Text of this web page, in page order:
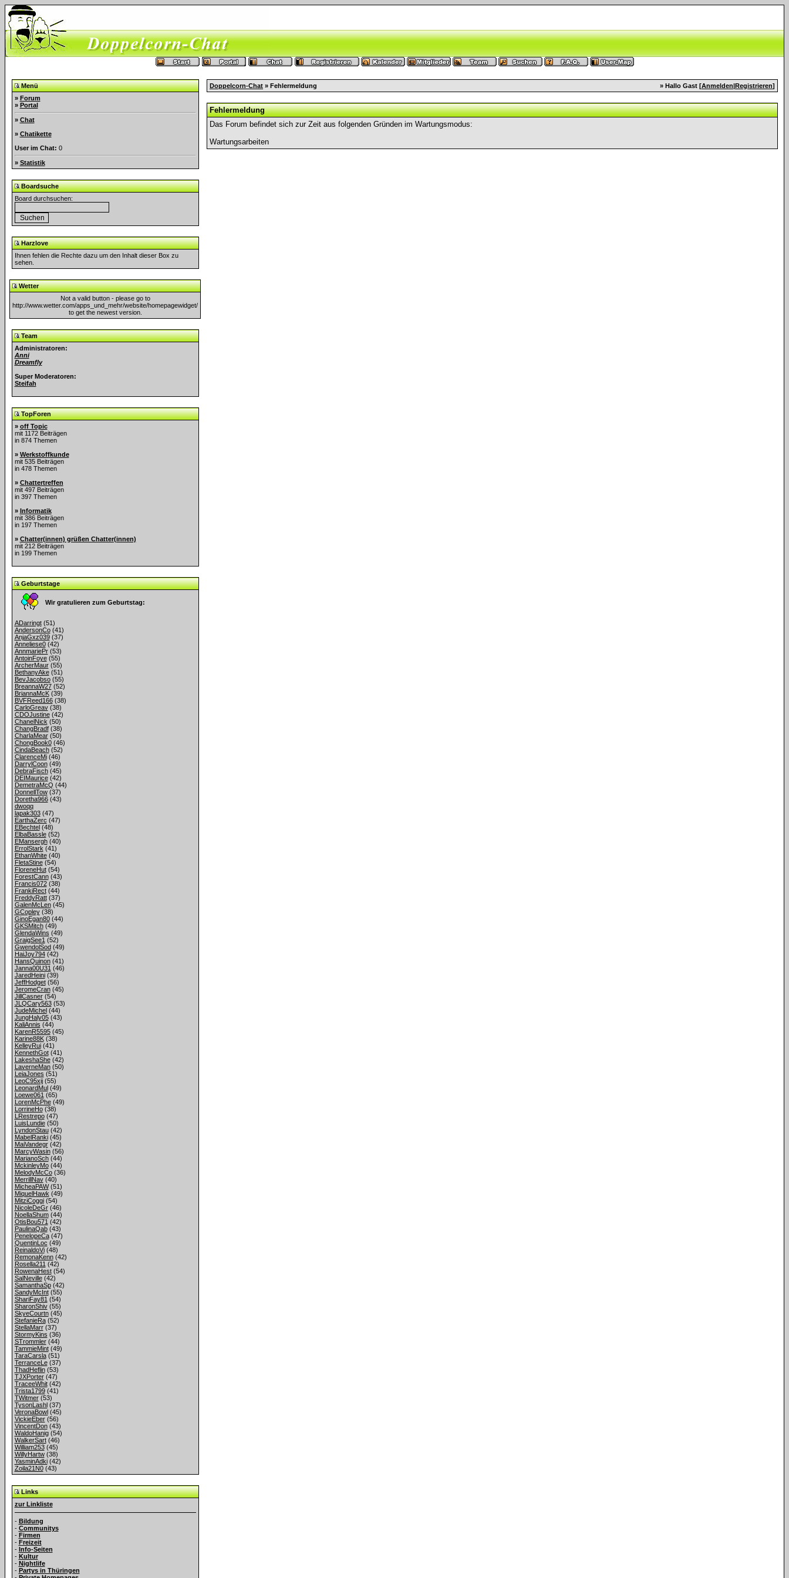
Menü
» Forum
» Portal
» Chat
» Chatikette
User im Chat: 0
» Statistik
Boardsuche
Board durchsuchen:
Harzlove
Ihnen fehlen die Rechte dazu um den Inhalt dieser Box zu
sehen.
Wetter
Not a valid button - please go to
http://www.wetter.com/apps_und_mehr/website/homepagewidget/
to get the newest version.
Team
Administratoren:
Anni
Dreamfly
Super Moderatoren:
Steifah
TopForen
» off Topic
mit 1172 Beiträgen
in 874 Themen
» Werkstoffkunde
mit 535 Beiträgen
in 478 Themen
» Chattertreffen
mit 497 Beiträgen
in 397 Themen
» Informatik
mit 386 Beiträgen
in 197 Themen
» Chatter(innen) grüßen Chatter(innen)
mit 212 Beiträgen
in 199 Themen
Geburtstage
Wir gratulieren zum Geburtstag:
ADarringt(51)
AndersonCo(41)
AnjaGxz039(37)
Anneliese0(42)
AnnmariePr(53)
AntoinFoye(55)
ArcherMaur(55)
BethanyAke(51)
BevJacobso(55)
BreannaW27(52)
BriannaMcK(39)
BVFReed166(38)
CarloGreav(38)
CDOJustine(42)
ChanelNick (50)
ChangBradf(38)
CharlaMear(50)
ChongBook0(46)
CindaBeach(52)
ClarenceMi(46)
DarrylCoon(49)
DebraFisch(45)
DEIMaurice(42)
DemetraMcQ (44)
DonnellTow(37)
Doretha966(43)
dwoqq
lapak303(47)
EarthaZerc (47)
EBechtel(48)
ElbaBassle(52)
EMansergh(40)
ErrolStark (41)
EthanWhite(40)
FletaStine(54)
FloreneHut(54)
ForestCann(43)
Francis072(38)
FrankiRect(44)
FreddyRatt(37)
GalenMcLen(45)
GCopley(38)
GinoEgan80(44)
GKSMitch(49)
GlendaWins (49)
GraigSee1 (52)
GwendolSod(49)
HaiJoy794(42)
HansQuinon(41)
Janna00U31 (46)
JaredHeini(39)
JeffHodget(56)
JeromeCran(45)
JillCasner(54)
JLQCary563(53)
JudeMichel(44)
JungHaly05(43)
KaliAnnis (44)
KarenR5595(45)
Karine88K(38)
KelleyRui(41)
KennethGot(41)
LakeshaShe(42)
LaverneMan(50)
LeiaJones (51)
LeoC95xij(55)
LeonardMul(49)
Loewe061 (65)
LorenMcPhe(49)
LorrineHo(38)
LRestrepo(47)
LuisLundie(50)
LyndonStau(42)
MabelRanki(45)
MaiVandegr(42)
MarcyWasin(56)
MarianoSch(44)
MckinleyMo(44)
MelodyMcCo(36)
MerrillNav(40)
MicheaPAW(51)
MiquelHawk (49)
MitziCoggi(54)
NicoleDeGr(46)
NoellaShum(44)
OtisBou571 (42)
PaulinaQab(43)
PenelopeCa(47)
QuentinLoc (49)
ReinaldoVi(48)
RemonaKenn(42)
Rosella211 (42)
RowenaHest(54)
SalNeville(42)
SamanthaSp(42)
SandyMcInt(55)
ShariFay81 (54)
SharonShiv(55)
SkyeCourtn(45)
StefanieRa(52)
StellaMarr(37)
StormyKins (36)
STrommler(44)
TammieMint(49)
TaraCarsla(51)
TerranceLe(37)
ThadHeflin(53)
TJXPorter(47)
TraceeWhit(42)
Trista1799(41)
TWitmer(53)
TysonLashl(37)
VeronaBowl(45)
VickieEber(56)
VincentDon(43)
WaldoHanig(54)
WalkerSart(46)
William253(45)
WillyHartw(38)
YasminAdki(42)
Zoila21N0(43)
Links
zur Linkliste
- Bildung
- Communitys
- Firmen
- Freizeit
- Info-Seiten
- Kultur
- Nightlife
- Partys in Thüringen
Doppelcorn-Chat » Fehlermeldung » Hallo Gast [Anmelden|Registrieren]
Fehlermeldung
Das Forum befindet sich zur Zeit aus folgenden Gründen im Wartungsmodus:
Wartungsarbeiten